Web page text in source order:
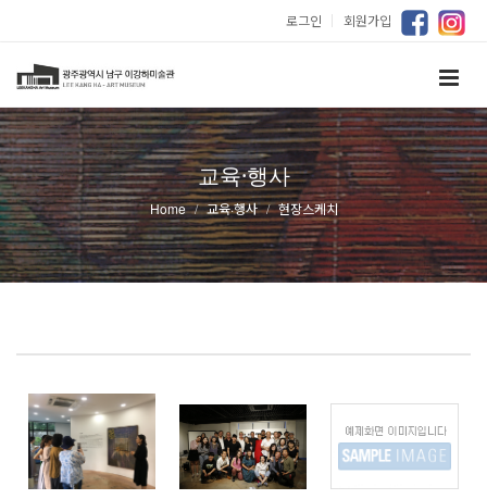
로그인 ｜ 회원가입
교육·행사
Home 교육·행사 현장스케치